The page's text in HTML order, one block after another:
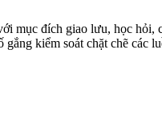
đích giao lưu, học hỏi,
kiểm soát chặt chẽ các